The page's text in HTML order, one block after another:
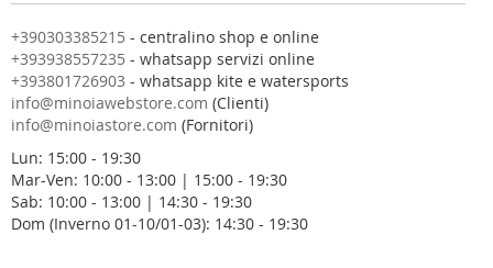
n
o
s
t
r
a
e
w
s
l
+390303385215 - centralino shop e online
+393938557235 - whatsapp servizi online
+393801726903 - whatsapp kite e watersports
info@minoiawebstore.com (Clienti)
info@minoiastore.com (Fornitori)
Lun: 15:00 - 19:30
Mar-Ven: 10:00 - 13:00 | 15:00 - 19:30
Sab: 10:00 - 13:00 | 14:30 - 19:30
Dom (Inverno 01-10/01-03): 14:30 - 19:30